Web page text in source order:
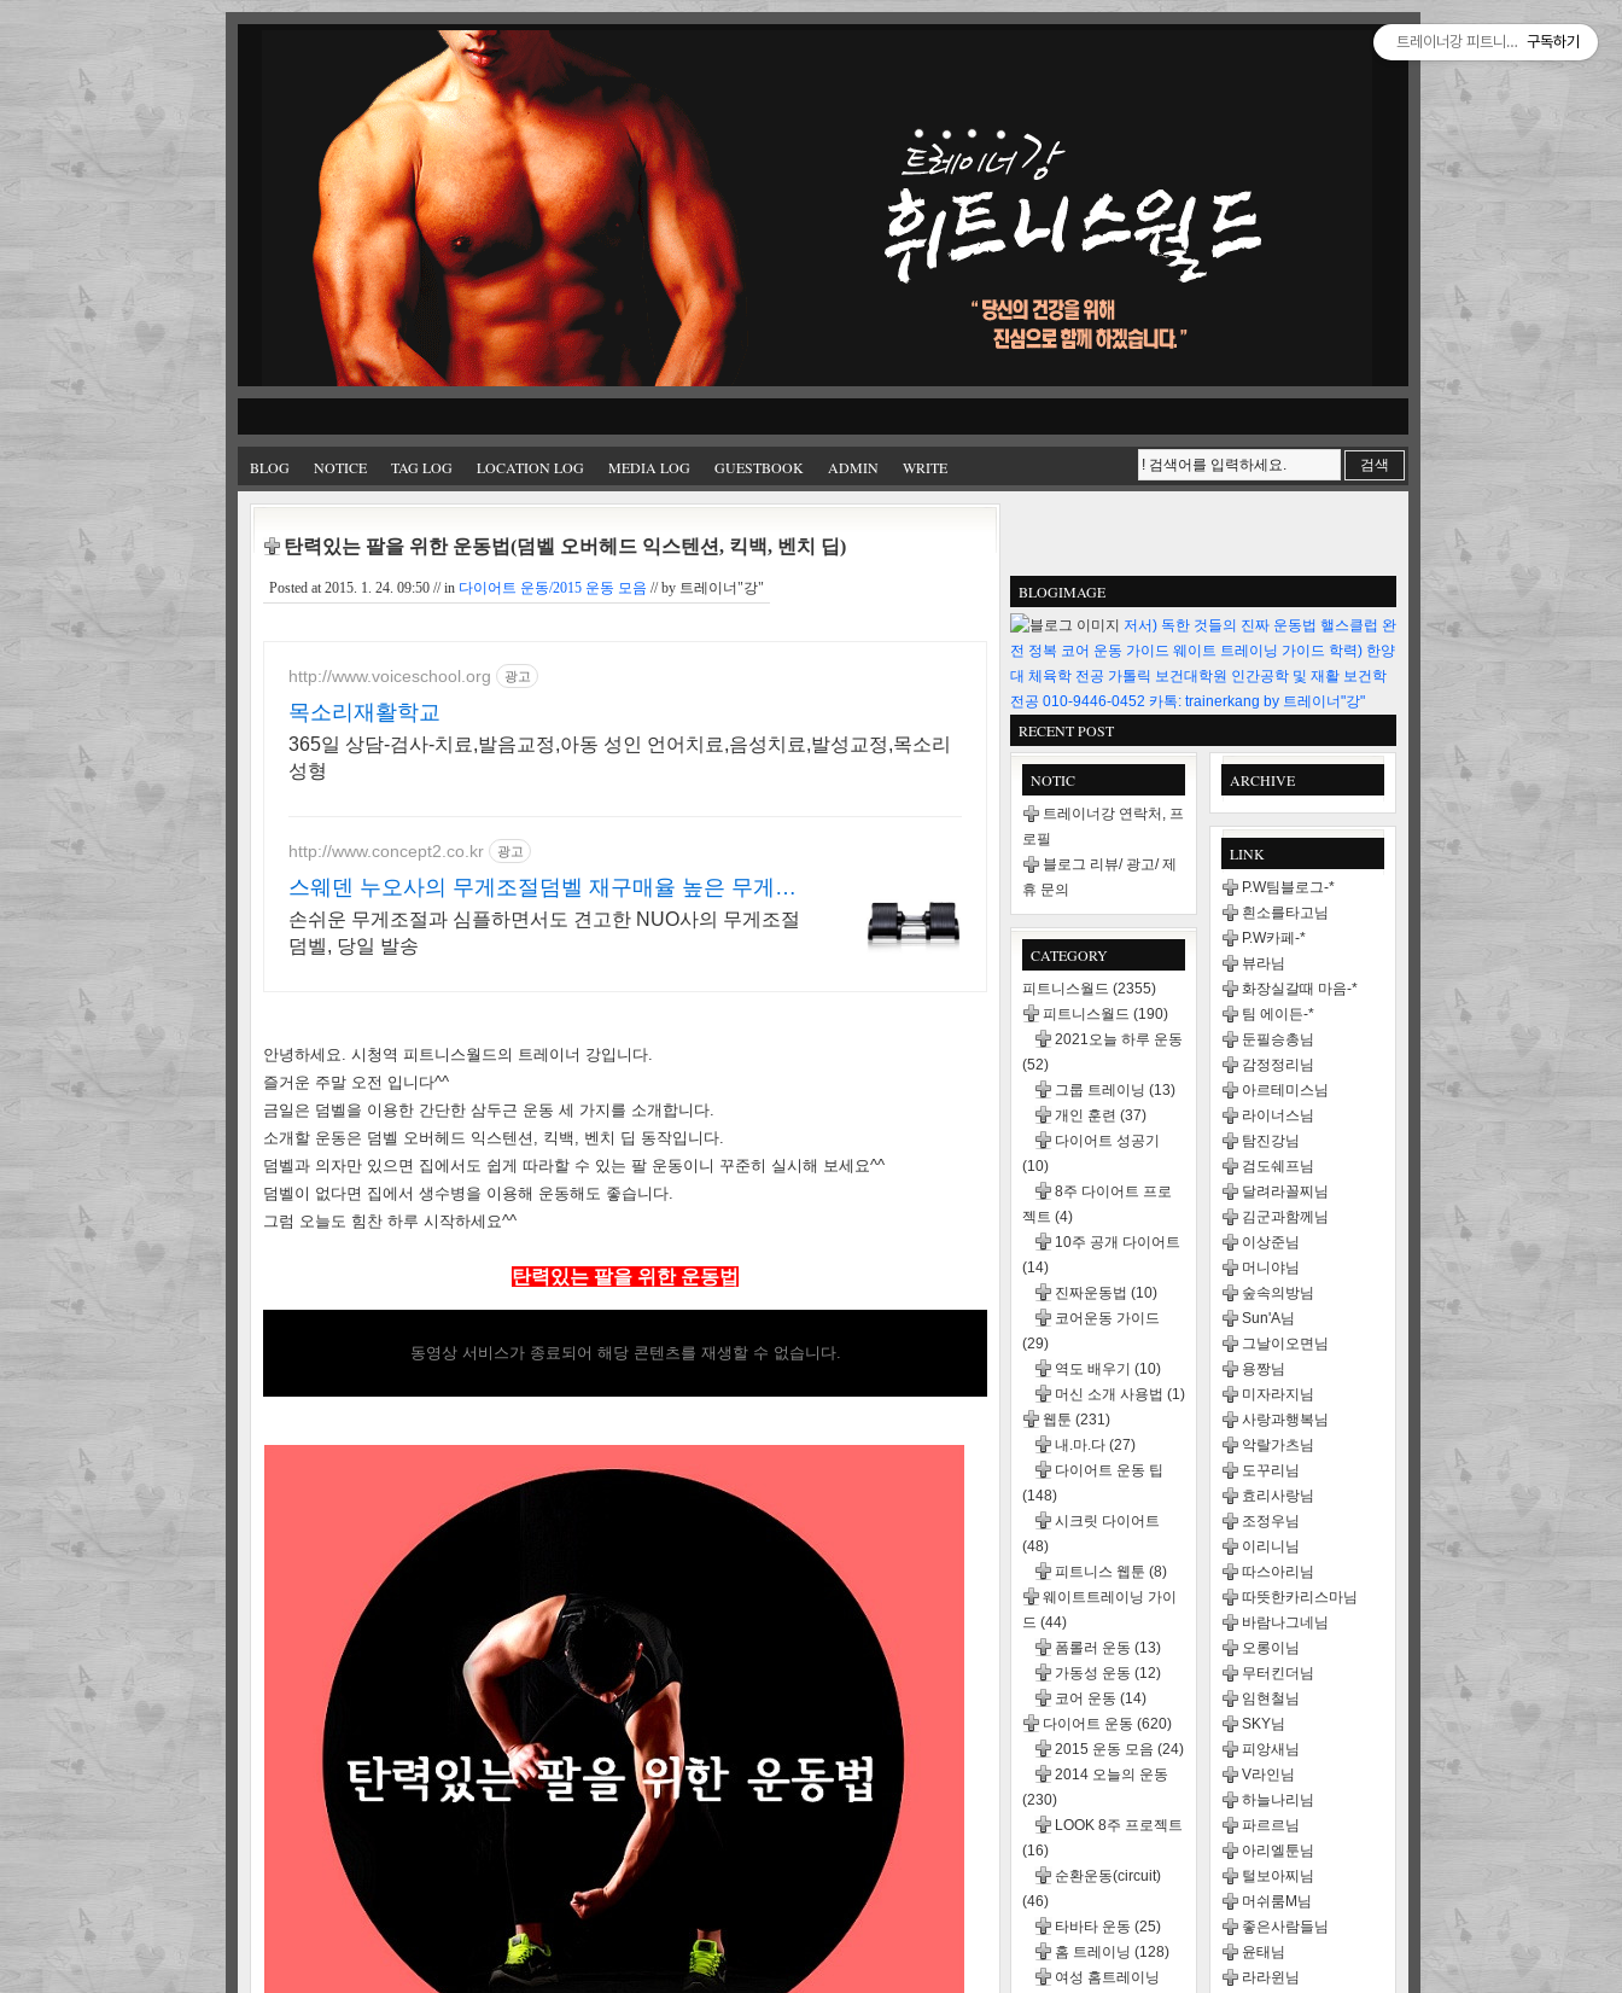
BLOG NOTICE TAG LOG LOCATION LOG MEDIA LOG GUESTBOOK ADMIN WRITE
탄력있는 팔을 위한 운동법(덤벨 오버헤드 익스텐션, 킥백, 벤치 딥)
Posted at 2015. 1. 24. 09:50 // in 다이어트 운동/2015 운동 모음 // by 트레이너"강"
http://www.voiceschool.org 광고
목소리재활학교
365일 상담-검사-치료,발음교정,아동 성인 언어치료,음성치료,발성교정,목소리
성형
http://www.concept2.co.kr 광고
스웨덴 누오사의 무게조절덤벨 재구매율 높은 무게조
절덤벨
손쉬운 무게조절과 심플하면서도 견고한 NUO사의 무게조절
덤벨, 당일 발송
안녕하세요. 시청역 피트니스월드의 트레이너 강입니다.
즐거운 주말 오전 입니다^^
금일은 덤벨을 이용한 간단한 삼두근 운동 세 가지를 소개합니다.
소개할 운동은 덤벨 오버헤드 익스텐션, 킥백, 벤치 딥 동작입니다.
덤벨과 의자만 있으면 집에서도 쉽게 따라할 수 있는 팔 운동이니 꾸준히 실시해 보세요^^
덤벨이 없다면 집에서 생수병을 이용해 운동해도 좋습니다.
그럼 오늘도 힘찬 하루 시작하세요^^
탄력있는 팔을 위한 운동법
동영상 서비스가 종료되어 해당 콘텐츠를 재생할 수 없습니다.
BLOGIMAGE
저서) 독한 것들의 진짜 운동법 핼스클럽 완
전 정복 코어 운동 가이드 웨이트 트레이닝 가이드 학력) 한양
대 체육학 전공 가톨릭 보건대학원 인간공학 및 재활 보건학
전공 010-9446-0452 카톡: trainerkang by 트레이너"강"
RECENT POST
ARCHIVE
LINK
P.W팀블로그-*
흰소를타고님
P.W카페-*
뷰라님
화장실갈때 마음-*
팀 에이든-*
둔필승총님
감정정리님
아르테미스님
라이너스님
탐진강님
검도쉐프님
달려라꼴찌님
김군과함께님
이상준님
머니야님
숲속의방님
Sun'A님
그날이오면님
용짱님
미자라지님
사랑과행복님
악랄가츠님
도꾸리님
효리사랑님
조정우님
이리니님
따스아리님
따뜻한카리스마님
바람나그네님
오롱이님
무터킨더님
임현철님
SKY님
피앙새님
V라인님
하늘나리님
파르르님
아리엘툰님
털보아찌님
머쉬룸M님
좋은사람들님
윤태님
라라윈님
NOTIC
트레이너강 연락처, 프
로필
블로그 리뷰/ 광고/ 제
휴 문의
CATEGORY
피트니스월드 (2355)
피트니스월드 (190)
2021오늘 하루 운동
(52)
그룹 트레이닝 (13)
개인 훈련 (37)
다이어트 성공기
(10)
8주 다이어트 프로
젝트 (4)
10주 공개 다이어트
(14)
진짜운동법 (10)
코어운동 가이드
(29)
역도 배우기 (10)
머신 소개 사용법 (1)
웹툰 (231)
내.마.다 (27)
다이어트 운동 팁
(148)
시크릿 다이어트
(48)
피트니스 웹툰 (8)
웨이트트레이닝 가이
드 (44)
폼롤러 운동 (13)
가동성 운동 (12)
코어 운동 (14)
다이어트 운동 (620)
2015 운동 모음 (24)
2014 오늘의 운동
(230)
LOOK 8주 프로젝트
(16)
순환운동(circuit)
(46)
타바타 운동 (25)
홈 트레이닝 (128)
여성 홈트레이닝
트레이너강 피트니스월드구독하기